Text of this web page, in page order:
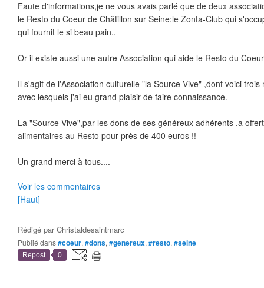
Faute d'informations,je ne vous avais parlé que de deux
le Resto du Coeur de Châtillon sur Seine:le Zonta-Club qui
qui fournit le si beau pain..
Or il existe aussi une autre Association qui aide le Resto du
Il s'agit de l'Association culturelle "la Source Vive" ,dont voici
avec lesquels j'ai eu grand plaisir de faire connaissance.
La "Source Vive",par les dons de ses généreux adhérents ,a
alimentaires au Resto pour près de 400 euros !!
Un grand merci à tous....
Voir les commentaires
[Haut]
Rédigé parChristaldesaintmarc
Publié dans#coeur, #dons, #genereux, #resto, #seine
Repost 0